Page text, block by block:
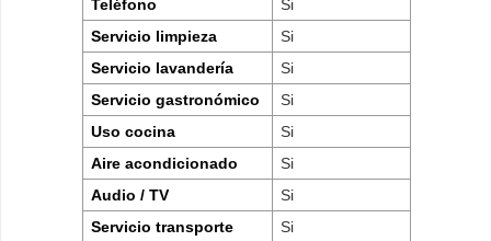
Teléfono
Si
Servicio limpieza
Si
Servicio lavandería
Si
Servicio gastronómico
Si
Uso cocina
Si
Aire acondicionado
Si
Audio / TV
Si
Servicio transporte
Si